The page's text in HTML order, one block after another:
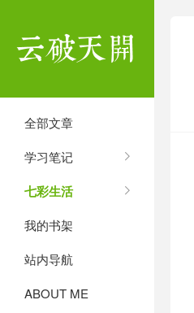
全部文章
学习笔记
七彩生活
我的书架
站内导航
ABOUT ME